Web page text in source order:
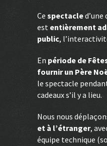
Ce spectacled’une
estentièrement
public,
En période de
fournir un Père
le spectacle
cadeaux s’il y a lieu.
Nous nous
et à l’étranger,
équipe technique